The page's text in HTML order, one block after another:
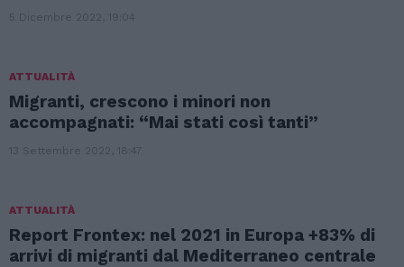
5 Dicembre 2022, 19:04
ATTUALITÀ
Migranti, crescono i minori non
accompagnati: “Mai stati così tanti”
13 Settembre 2022, 18:47
ATTUALITÀ
Report Frontex: nel 2021 in Europa +83% di
arrivi di migranti dal Mediterraneo centrale